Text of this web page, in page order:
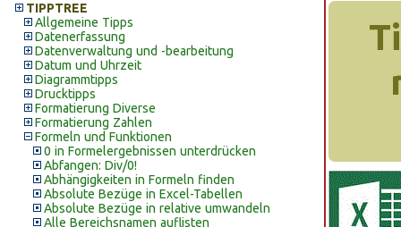
TIPPTREE
Allgemeine Tipps
Datenerfassung
Datenverwaltung und -bearbeitung
Datum und Uhrzeit
Diagrammtipps
Drucktipps
Formatierung Diverse
Formatierung Zahlen
Formeln und Funktionen
0 in Formelergebnissen unterdrücken
Abfangen: Div/0!
Abhängigkeiten in Formeln finden
Absolute Bezüge in Excel-Tabellen
Absolute Bezüge in relative umwandeln
Alle Bereichsnamen auflisten